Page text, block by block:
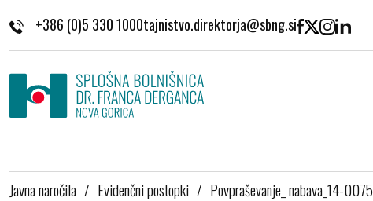
+386 (0)5 330 1000
Javna naročila / Evidenčni postopki / Povpraševanje_ nabava_14-0075